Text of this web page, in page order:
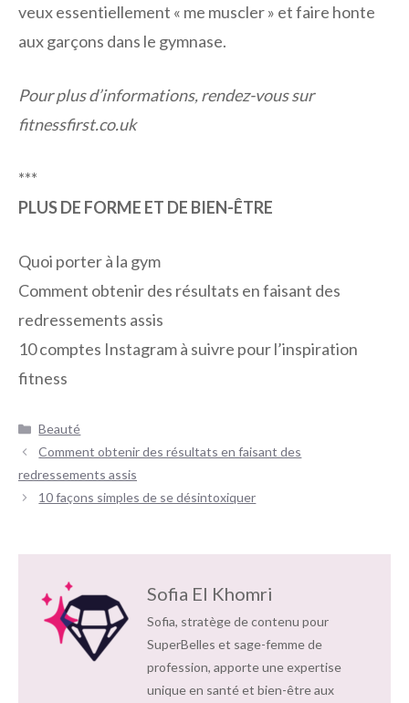
veux essentiellement « me muscler » et faire honte
aux garçons dans le gymnase.
Pour plus d’informations, rendez-vous sur
fitnessfirst.co.uk
***
PLUS DE FORME ET DE BIEN-ÊTRE
Quoi porter à la gym
Comment obtenir des résultats en faisant des
redressements assis
10 comptes Instagram à suivre pour l’inspiration
fitness
Catégories
Beauté
Navigation
des
Comment obtenir des résultats en faisant des
redressements assis
10 façons simples de se désintoxiquer
Sofia El Khomri
Sofia, stratège de contenu pour
SuperBelles et sage-femme de
profession, apporte une expertise
unique en santé et bien-être aux